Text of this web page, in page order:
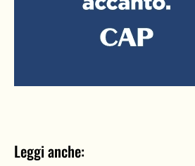
Leggi anche: